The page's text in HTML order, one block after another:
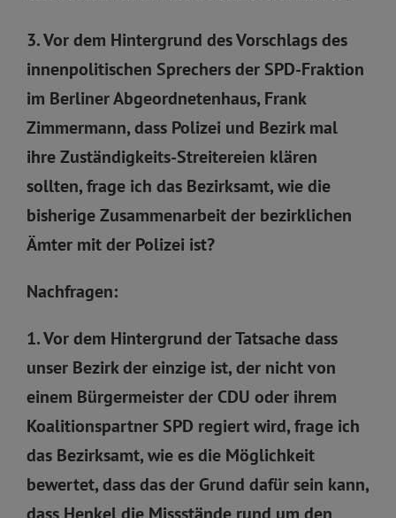
3. Vor dem Hintergrund des Vorschlags des
innenpolitischen Sprechers der SPD-Fraktion
im Berliner Abgeordnetenhaus, Frank
Zimmermann, dass Polizei und Bezirk mal
ihre Zuständigkeits-Streitereien klären
sollten, frage ich das Bezirksamt, wie die
bisherige Zusammenarbeit der bezirklichen
Ämter mit der Polizei ist?
Nachfragen:
1. Vor dem Hintergrund der Tatsache dass
unser Bezirk der einzige ist, der nicht von
einem Bürgermeister der CDU oder ihrem
Koalitionspartner SPD regiert wird, frage ich
das Bezirksamt, wie es die Möglichkeit
bewertet, dass das der Grund dafür sein kann,
dass Henkel die Missstände rund um den